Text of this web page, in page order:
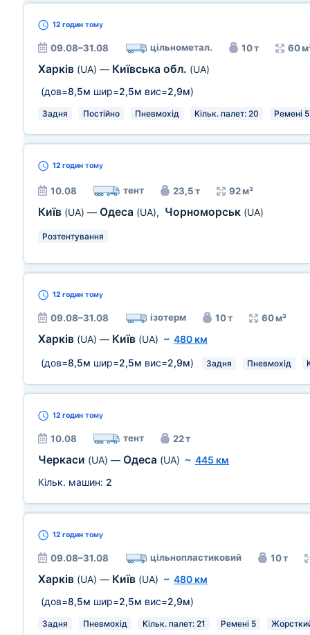
12 годин тому
09.08–31.08 цільнометал. 10 т 60
Харків (UA) — Київська обл. (UA)
(дов=8,5м шир=2,5м вис=2,9м)
Задня Постійно Пневмохід Кільк. палет: 20 Ремені 5
12 годин тому
10.08 тент 23,5 т 92 м³
Київ (UA) — Одеса (UA), Чорноморськ (UA)
Розтентування
12 годин тому
09.08–31.08 ізотерм 10 т 60 м³
Харків (UA) — Київ (UA) ~ 480 км
(дов=8,5м шир=2,5м вис=2,9м) Задня Пневмохід
12 годин тому
10.08 тент 22 т
Черкаси (UA) — Одеса (UA) ~ 445 км
Кільк. машин: 2
12 годин тому
09.08–31.08 цільнопластиковий 10 т
Харків (UA) — Київ (UA) ~ 480 км
(дов=8,5м шир=2,5м вис=2,9м)
Задня Пневмохід Кільк. палет: 21 Ремені 5